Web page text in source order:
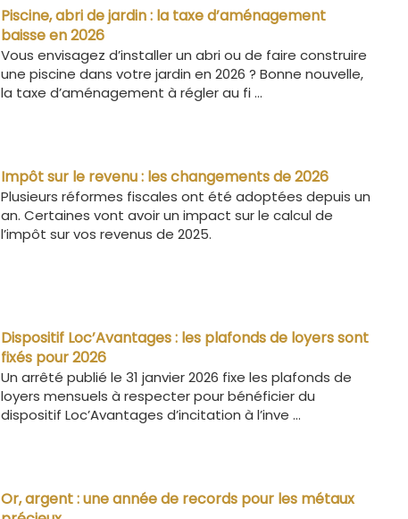
Piscine, abri de jardin : la taxe d’aménagement
baisse en 2026
Vous envisagez d’installer un abri ou de faire construire
une piscine dans votre jardin en 2026 ? Bonne nouvelle,
la taxe d’aménagement à régler au fi ...
Impôt sur le revenu : les changements de 2026
Plusieurs réformes fiscales ont été adoptées depuis un
an. Certaines vont avoir un impact sur le calcul de
l’impôt sur vos revenus de 2025.
Dispositif Loc’Avantages : les plafonds de loyers sont
fixés pour 2026
Un arrêté publié le 31 janvier 2026 fixe les plafonds de
loyers mensuels à respecter pour bénéficier du
dispositif Loc’Avantages d’incitation à l’inve ...
Or, argent : une année de records pour les métaux